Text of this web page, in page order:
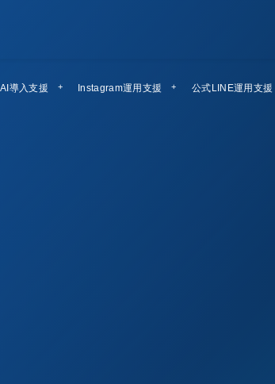
AI導入支援 Instagram運用支援 公式LINE運用支援